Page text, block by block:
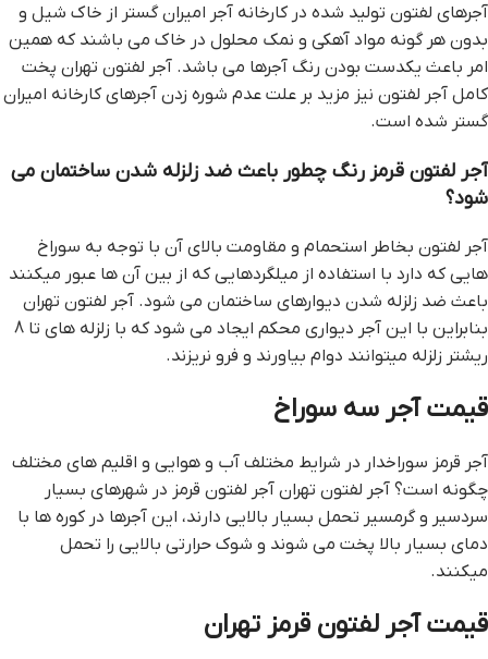
آجرهای لفتون تولید شده در کارخانه آجر امیران گستر از خاک شیل و
بدون هر گونه مواد آهکی و نمک محلول در خاک می باشند که همین
امر باعث یکدست بودن رنگ آجرها می باشد. آجر لفتون تهران پخت
کامل آجر لفتون نیز مزید بر علت عدم شوره زدن آجرهای کارخانه امیران
گستر شده است.
آجر لفتون قرمز رنگ چطور باعث ضد زلزله شدن ساختمان می
شود؟
آجر لفتون بخاطر استحمام و مقاومت بالای آن با توجه به سوراخ
هایی که دارد با استفاده از میلگردهایی که از بین آن ها عبور میکنند
باعث ضد زلزله شدن دیوارهای ساختمان می شود. آجر لفتون تهران
بنابراین با این آجر دیواری محکم ایجاد می شود که با زلزله های تا 8
ریشتر زلزله میتوانند دوام بیاورند و فرو نریزند.
قيمت آجر سه سوراخ
آجر قرمز سوراخدار در شرایط مختلف آب و هوایی و اقلیم های مختلف
چگونه است؟ آجر لفتون تهران آجر لفتون قرمز در شهرهای بسیار
سردسیر و گرمسیر تحمل بسیار بالایی دارند، این آجرها در کوره ها با
دمای بسیار بالا پخت می شوند و شوک حرارتی بالایی را تحمل
میکنند.
قیمت آجر لفتون قرمز تهران